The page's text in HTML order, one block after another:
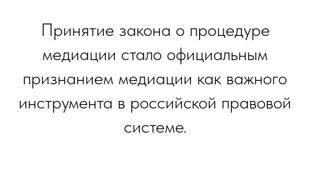
Принятие закона о процедуре
медиации стало официальным
признанием медиации как важного
инструмента в российской правовой
системе.